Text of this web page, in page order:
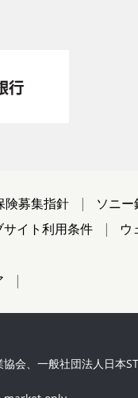
険募集指針 ソニ
サイト利用条件
ウ
会、一般社団法人日本